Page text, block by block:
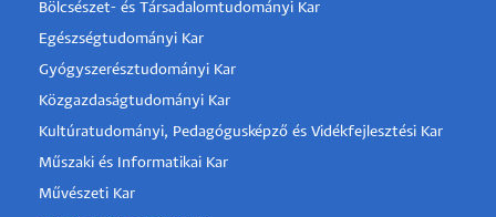
Bölcsészet- és Társadalomtudományi Kar
Egészségtudományi Kar
Gyógyszerésztudományi Kar
Közgazdaságtudományi Kar
Kultúratudományi, Pedagógusképző és Vidékfejlesztési Kar
Műszaki és Informatikai Kar
Művészeti Kar